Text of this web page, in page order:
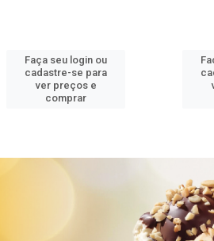
Faça seu login ou
cadastre-se para
ver preços e
comprar